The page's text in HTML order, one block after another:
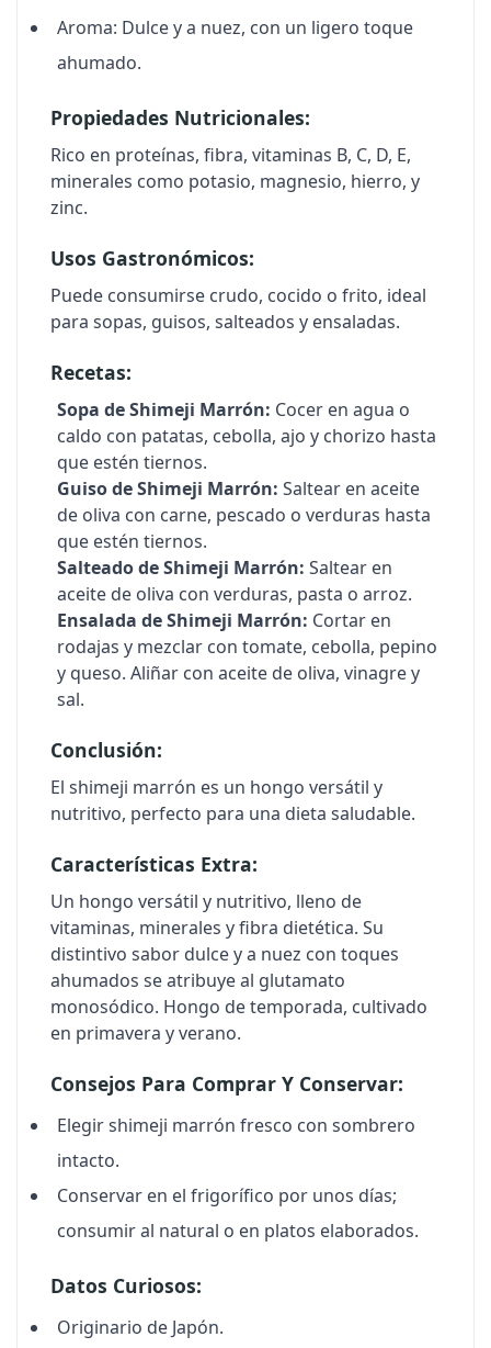
Aroma: Dulce y a nuez, con un ligero toque
ahumado.
Propiedades Nutricionales:
Rico en proteínas, fibra, vitaminas B, C, D, E,
minerales como potasio, magnesio, hierro, y
zinc.
Usos Gastronómicos:
Puede consumirse crudo, cocido o frito, ideal
para sopas, guisos, salteados y ensaladas.
Recetas:
Sopa de Shimeji Marrón: Cocer en agua o
caldo con patatas, cebolla, ajo y chorizo hasta
que estén tiernos.
Guiso de Shimeji Marrón: Saltear en aceite
de oliva con carne, pescado o verduras hasta
que estén tiernos.
Salteado de Shimeji Marrón: Saltear en
aceite de oliva con verduras, pasta o arroz.
Ensalada de Shimeji Marrón: Cortar en
rodajas y mezclar con tomate, cebolla, pepino
y queso. Aliñar con aceite de oliva, vinagre y
sal.
Conclusión:
El shimeji marrón es un hongo versátil y
nutritivo, perfecto para una dieta saludable.
Características Extra:
Un hongo versátil y nutritivo, lleno de
vitaminas, minerales y fibra dietética. Su
distintivo sabor dulce y a nuez con toques
ahumados se atribuye al glutamato
monosódico. Hongo de temporada, cultivado
en primavera y verano.
Consejos Para Comprar Y Conservar:
Elegir shimeji marrón fresco con sombrero
intacto.
Conservar en el frigorífico por unos días;
consumir al natural o en platos elaborados.
Datos Curiosos:
Originario de Japón.